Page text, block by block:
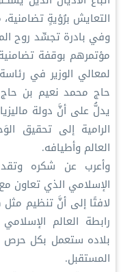
التعايش برُؤيةٍ
وفي بادرة تجسِّد روح
مؤتمرهم بوقفة
لمعالي الوزير في رئاسة
حاج محمد نعيم بن حاج
يدلُّ على أنَّ دولة
الرامية إلى تحقيق
العالم وأطيافه.
وأعرب عن شكره
الإسلامي الذي تعاون مع
لافتًا إلى أنَّ تنظيم
رابطة العالم
بلاده ستعمل بكل حرص
المستقبل.